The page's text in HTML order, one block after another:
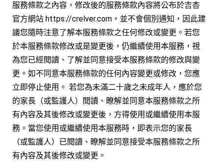
服務條款之內容，修改後的服務條款內容將公布於吉杏
官方網站 https://crelver.com，並不會個別通知，因此建
議您隨時注意了解本服務條款之任何修改或變更。若您
於本服務條款修改或是變更後，仍繼續使用本服務，視
為您已經閱讀、了解並同意接受本服務條款的修改與變
更。如不同意本服務條款的任何內容變更或修改，您應
立即停止使用。 若您為未滿二十歲之未成年人，應於您
的家長（或監護人）閱讀、瞭解並同意本服務條款之所
有內容及其後修改或變更後，方得使用或繼續使用本服
務。當您使用或繼續使用本服務時，即表示您的家長
（或監護人）已閱讀、瞭解並同意接受本服務條款之所
有內容及其後修改或變更。